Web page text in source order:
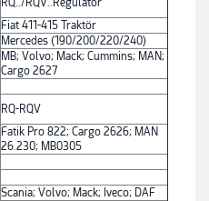
RQ../RQV..Regülatör
Fiat 411-415 Traktör
Mercedes (190/200/220/240)
MB; Volvo; Mack; Cummins; MAN;
Cargo 2627
RQ-RQV
Fatik Pro 822; Cargo 2626; MAN
26.230; MB0305
Scania; Volvo; Mack; Iveco; DAF